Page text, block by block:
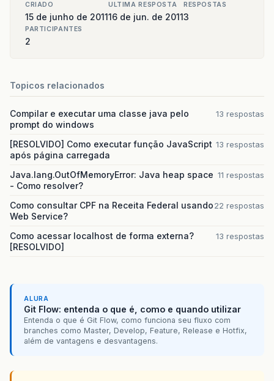
CRIADO
15 de junho de 2011
ULTIMA RESPOSTA
16 de jun. de 2011
RESPOSTAS
3
PARTICIPANTES
2
Topicos relacionados
Compilar e executar uma classe java pelo
prompt do windows
13 respostas
[RESOLVIDO] Como executar função JavaScript
após página carregada
13 respostas
Java.lang.OutOfMemoryError: Java heap space
- Como resolver?
11 respostas
Como consultar CPF na Receita Federal usando
Web Service?
22 respostas
Como acessar localhost de forma externa?
[RESOLVIDO]
13 respostas
ALURA
Git Flow: entenda o que é, como e quando utilizar
Entenda o que é Git Flow, como funciona seu fluxo com
branches como Master, Develop, Feature, Release e Hotfix,
além de vantagens e desvantagens.